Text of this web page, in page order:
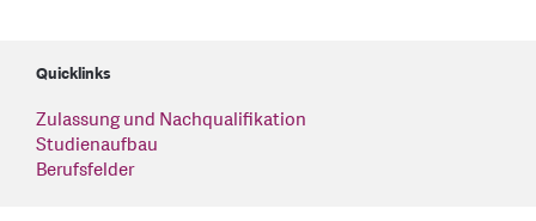
Quicklinks
Zulassung und Nachqualifikation
Studienaufbau
Berufsfelder